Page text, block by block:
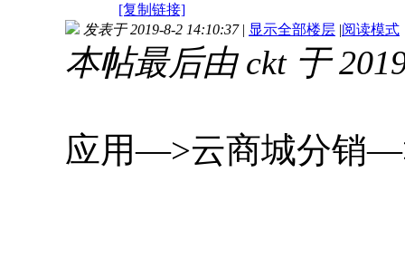
[复制链接]
发表于 2019-8-2 14:10:37 | 显示全部楼层 |阅读模式
本帖最后由 ckt 于
应用—>云商城分销